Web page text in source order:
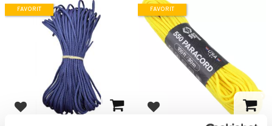
Lägg till i favoriter
FAVORIT
Lägg till i favoriter
FAVORIT